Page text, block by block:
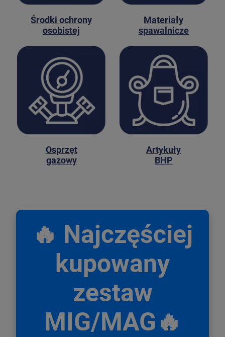
Środki ochrony
osobistej
Materiały
spawalnicze
Osprzęt
gazowy
Artykuły
BHP
🔥 Najczęściej
kupowany
zestaw
MIG/MAG🔥